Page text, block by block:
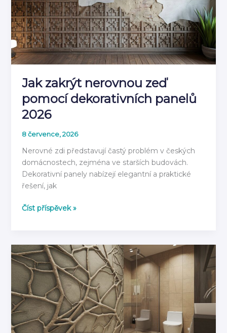
roce
2026
Jak zakrýt nerovnou zeď
pomocí dekorativních panelů
2026
8 července, 2026
Nerovné zdi představují častý problém v českých
domácnostech, zejména ve starších budovách.
Dekorativní panely nabízejí elegantní a praktické
řešení, jak
Jak
zeď
pomocí
dekorativních
panelů
2026
Číst příspěvek »